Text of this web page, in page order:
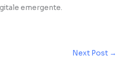
emergente.
Next Post →